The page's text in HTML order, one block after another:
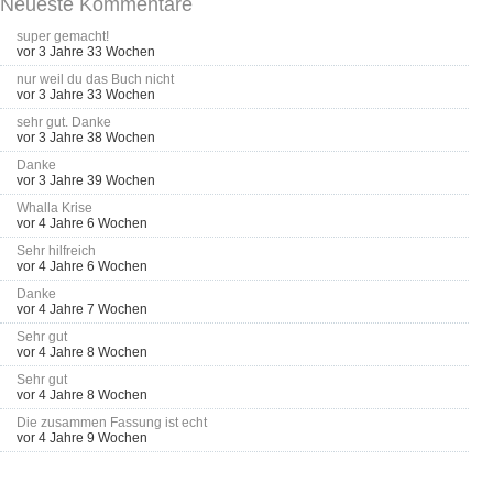
super gemacht!
vor 3 Jahre 33 Wochen
nur weil du das Buch nicht
vor 3 Jahre 33 Wochen
sehr gut. Danke
vor 3 Jahre 38 Wochen
Danke
vor 3 Jahre 39 Wochen
Whalla Krise
vor 4 Jahre 6 Wochen
Sehr hilfreich
vor 4 Jahre 6 Wochen
Danke
vor 4 Jahre 7 Wochen
Sehr gut
vor 4 Jahre 8 Wochen
Sehr gut
vor 4 Jahre 8 Wochen
Die zusammen Fassung ist echt
vor 4 Jahre 9 Wochen